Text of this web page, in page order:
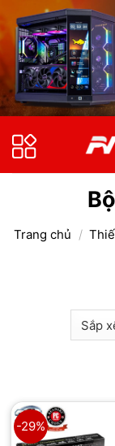
qua
nội
dung
Trang chủ /
-29%